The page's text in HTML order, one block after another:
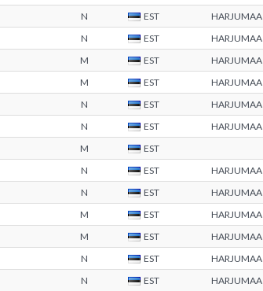
N EST HARJUMAA
N EST HARJUMAA
M EST HARJUMAA
M EST HARJUMAA
N EST HARJUMAA
N EST HARJUMAA
M EST
N EST HARJUMAA
N EST HARJUMAA
M EST HARJUMAA
M EST HARJUMAA
N EST HARJUMAA
N EST HARJUMAA